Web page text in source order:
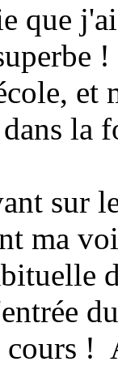
que
la
sur
ma
cours !